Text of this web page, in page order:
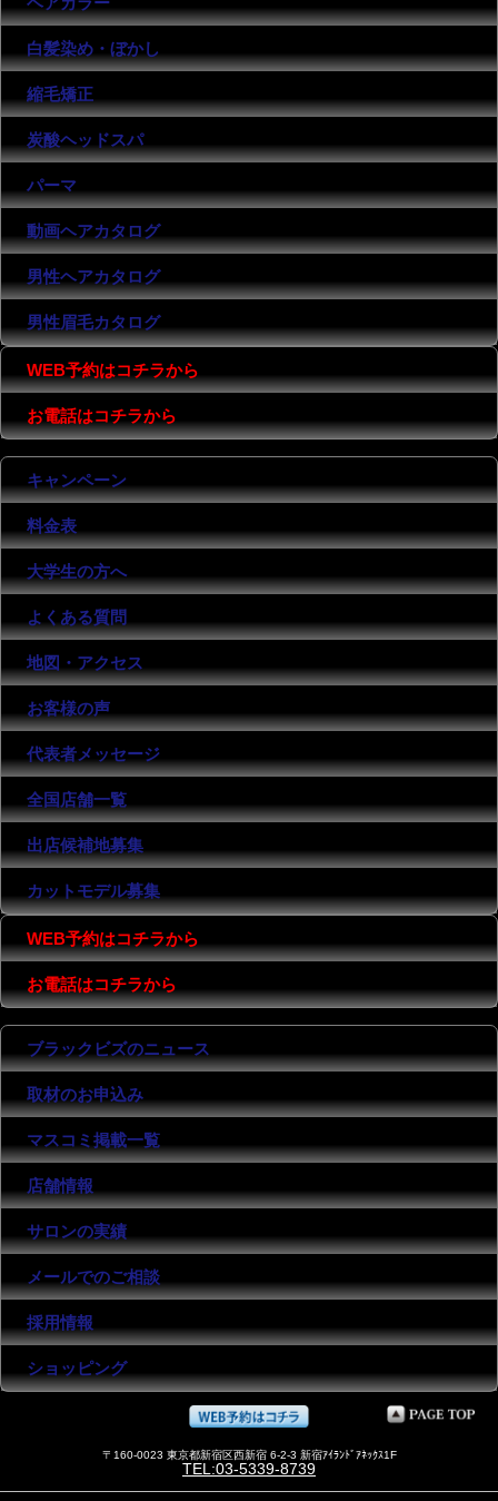
白髪染め・ぼかし
縮毛矯正
炭酸ヘッドスパ
パーマ
動画ヘアカタログ
男性ヘアカタログ
男性眉毛カタログ
WEB予約はコチラから
お電話はコチラから
キャンペーン
料金表
大学生の方へ
よくある質問
地図・アクセス
お客様の声
代表者メッセージ
全国店舗一覧
出店候補地募集
カットモデル募集
WEB予約はコチラから
お電話はコチラから
ブラックビズのニュース
取材のお申込み
マスコミ掲載一覧
店舗情報
サロンの実績
メールでのご相談
採用情報
ショッピング
〒160-0023 東京都新宿区西新宿 6-2-3 新宿ｱｲﾗﾝﾄﾞｱﾈｯｸｽ1F
TEL:03-5339-8739